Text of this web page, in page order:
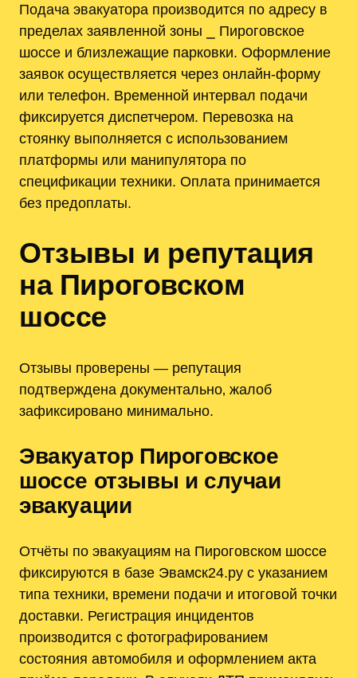
Подача эвакуатора производится по адресу в
пределах заявленной зоны ⎯ Пироговское
шоссе и близлежащие парковки. Оформление
заявок осуществляется через онлайн-форму
или телефон. Временной интервал подачи
фиксируется диспетчером. Перевозка на
стоянку выполняется с использованием
платформы или манипулятора по
спецификации техники. Оплата принимается
без предоплаты.
Отзывы и репутация
на Пироговском
шоссе
Отзывы проверены — репутация
подтверждена документально‚ жалоб
зафиксировано минимально.
Эвакуатор Пироговское
шоссе отзывы и случаи
эвакуации
Отчёты по эвакуациям на Пироговском шоссе
фиксируются в базе Эвамск24.ру с указанием
типа техники‚ времени подачи и итоговой точки
доставки. Регистрация инцидентов
производится с фотографированием
состояния автомобиля и оформлением акта